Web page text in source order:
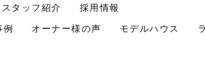
スタッフ紹介
採用情報
例 オーナー様の声 モデルハウス